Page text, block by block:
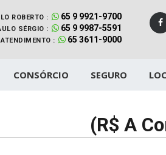
ROBERTO : 65 9 9921-9700
SÉRGIO : 65 9 9987-5591
ATENDIMENTO : 65 3611-9000
CONSÓRCIO SEGURO
(R$ A